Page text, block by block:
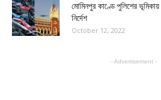
মোমিনপুর কাণ্ডে পুলিশের
নির্দেশ
October 12, 2022
- Advertisement -